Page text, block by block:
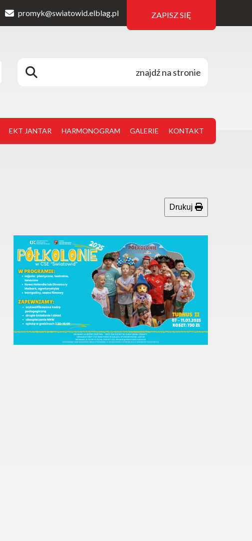
promyk@swiatowid.elblag.pl ZAPISZ SIĘ
EKT JANTAR HARMONOGRAM GALERIE KONTAKT
Drukuj